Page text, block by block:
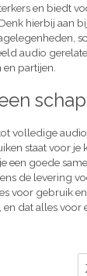
en biedt
hierbij aan
audio
partijen.
volledige
staat voor je
een goede
de levering
voor gebruik
en dat alles voor